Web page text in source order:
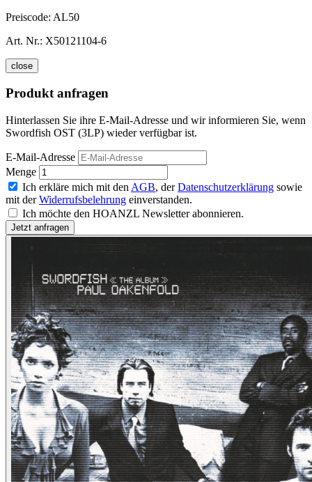
Preiscode: AL50
Art. Nr.: X50121104-6
close
Produkt anfragen
Hinterlassen Sie ihre E-Mail-Adresse und wir informieren Sie, wenn
Swordfish OST (3LP) wieder verfügbar ist.
E-Mail-Adresse
Menge
Ich erkläre mich mit den AGB, derDatenschutzerklärung sowie
mit derWiderrufsbelehrung einverstanden.
Ich möchte den HOANZL Newsletter abonnieren.